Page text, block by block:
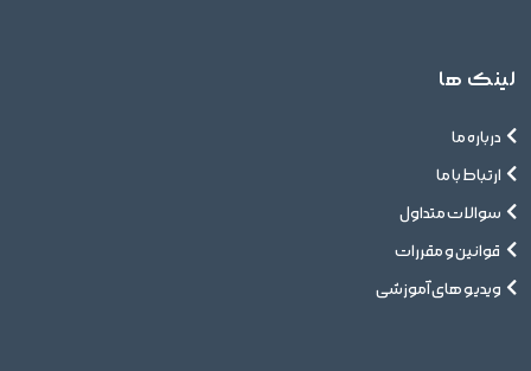
لینک ها
درباره ما
ارتباط با ما
سوالات متداول
قوانین و مقررات
ویدیو های آموزشی